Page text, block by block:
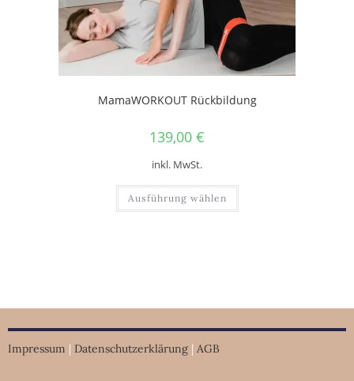
MamaWORKOUT Rückbildung
139,00 €
inkl. MwSt.
Ausführung wählen
Impressum | Datenschutzerklärung | AGB